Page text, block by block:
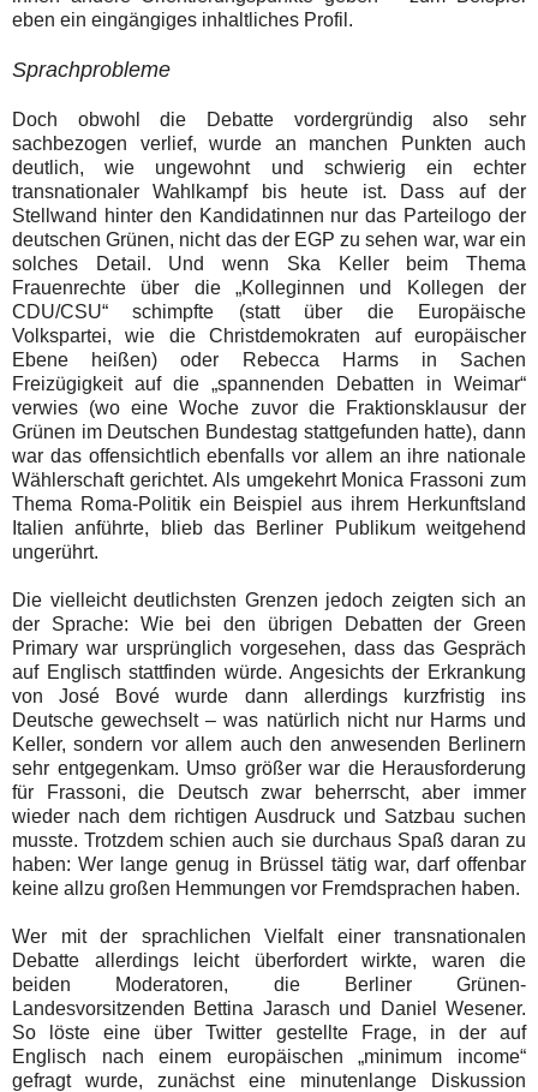
eben ein eingängiges inhaltliches Profil.
Sprachprobleme
Doch obwohl die Debatte vordergründig also sehr
sachbezogen verlief, wurde an manchen Punkten auch
deutlich, wie ungewohnt und schwierig ein echter
transnationaler Wahlkampf bis heute ist. Dass auf der
Stellwand hinter den Kandidatinnen nur das Parteilogo der
deutschen Grünen, nicht das der EGP zu sehen war, war ein
solches Detail. Und wenn Ska Keller beim Thema
Frauenrechte über die „Kolleginnen und Kollegen der
CDU/CSU“ schimpfte (statt über die Europäische
Volkspartei, wie die Christdemokraten auf europäischer
Ebene heißen) oder Rebecca Harms in Sachen
Freizügigkeit auf die „spannenden Debatten in Weimar“
verwies (wo eine Woche zuvor die Fraktionsklausur der
Grünen im Deutschen Bundestag stattgefunden hatte), dann
war das offensichtlich ebenfalls vor allem an ihre nationale
Wählerschaft gerichtet. Als umgekehrt Monica Frassoni zum
Thema Roma-Politik ein Beispiel aus ihrem Herkunftsland
Italien anführte, blieb das Berliner Publikum weitgehend
ungerührt.
Die vielleicht deutlichsten Grenzen jedoch zeigten sich an
der Sprache: Wie bei den übrigen Debatten der Green
Primary war ursprünglich vorgesehen, dass das Gespräch
auf Englisch stattfinden würde. Angesichts der Erkrankung
von José Bové wurde dann allerdings kurzfristig ins
Deutsche gewechselt – was natürlich nicht nur Harms und
Keller, sondern vor allem auch den anwesenden Berlinern
sehr entgegenkam. Umso größer war die Herausforderung
für Frassoni, die Deutsch zwar beherrscht, aber immer
wieder nach dem richtigen Ausdruck und Satzbau suchen
musste. Trotzdem schien auch sie durchaus Spaß daran zu
haben: Wer lange genug in Brüssel tätig war, darf offenbar
keine allzu großen Hemmungen vor Fremdsprachen haben.
Wer mit der sprachlichen Vielfalt einer transnationalen
Debatte allerdings leicht überfordert wirkte, waren die
beiden Moderatoren, die Berliner Grünen-
Landesvorsitzenden Bettina Jarasch und Daniel Wesener.
So löste eine über Twitter gestellte Frage, in der auf
Englisch nach einem europäischen „minimum income“
gefragt wurde, zunächst eine minutenlange Diskussion